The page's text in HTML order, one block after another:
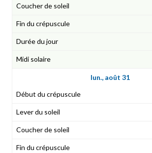
lun., août 31